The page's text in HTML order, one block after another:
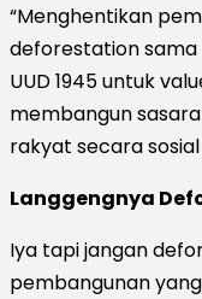
“Menghentikan
deforestation
UUD 1945 untuk
membangun
rakyat secara
Langgengnya
Iya tapi jangan
pembangunan